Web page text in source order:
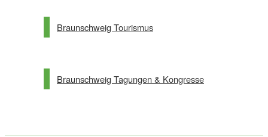
Braunschweig Tourismus
Braunschweig Tagungen & Kongresse